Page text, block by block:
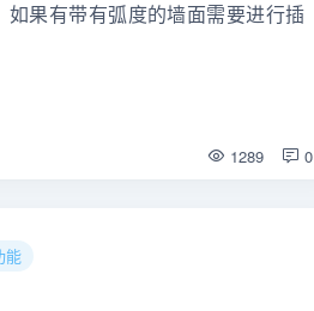
果有带有弧度的墙面需要进行插
1289 0
能